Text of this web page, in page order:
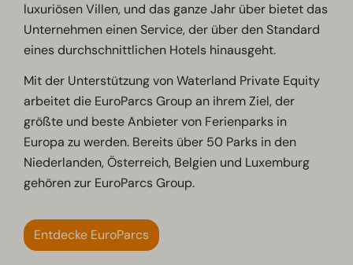
luxuriösen Villen, und das ganze Jahr über bietet das
Unternehmen einen Service, der über den Standard
eines durchschnittlichen Hotels hinausgeht.
Mit der Unterstützung von Waterland Private Equity
arbeitet die EuroParcs Group an ihrem Ziel, der
größte und beste Anbieter von Ferienparks in
Europa zu werden. Bereits über 50 Parks in den
Niederlanden, Österreich, Belgien und Luxemburg
gehören zur EuroParcs Group.
Entdecke EuroParcs